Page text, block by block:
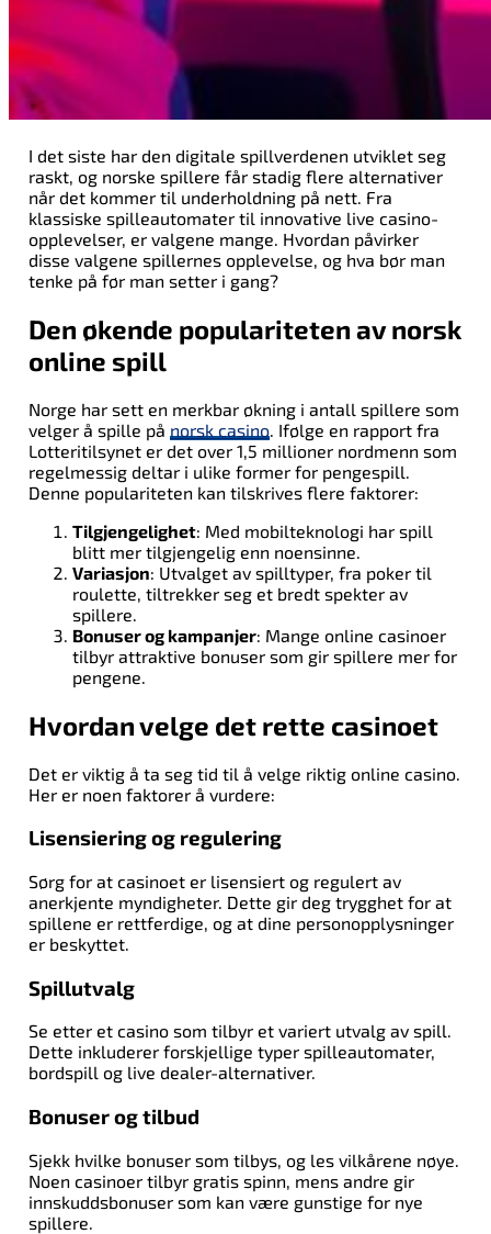
I det siste har den digitale spillverdenen utviklet seg
raskt, og norske spillere får stadig flere alternativer
når det kommer til underholdning på nett. Fra
klassiske spilleautomater til innovative live casino-
opplevelser, er valgene mange. Hvordan påvirker
disse valgene spillernes opplevelse, og hva bør man
tenke på før man setter i gang?
Den økende populariteten av norsk
online spill
Norge har sett en merkbar økning i antall spillere som
velger å spille på norsk casino. Ifølge en rapport fra
Lotteritilsynet er det over 1,5 millioner nordmenn som
regelmessig deltar i ulike former for pengespill.
Denne populariteten kan tilskrives flere faktorer:
Tilgjengelighet: Med mobilteknologi har spill
blitt mer tilgjengelig enn noensinne.
Variasjon: Utvalget av spilltyper, fra poker til
roulette, tiltrekker seg et bredt spekter av
spillere.
Bonuser og kampanjer: Mange online casinoer
tilbyr attraktive bonuser som gir spillere mer for
pengene.
Hvordan velge det rette casinoet
Det er viktig å ta seg tid til å velge riktig online casino.
Her er noen faktorer å vurdere:
Lisensiering og regulering
Sørg for at casinoet er lisensiert og regulert av
anerkjente myndigheter. Dette gir deg trygghet for at
spillene er rettferdige, og at dine personopplysninger
er beskyttet.
Spillutvalg
Se etter et casino som tilbyr et variert utvalg av spill.
Dette inkluderer forskjellige typer spilleautomater,
bordspill og live dealer-alternativer.
Bonuser og tilbud
Sjekk hvilke bonuser som tilbys, og les vilkårene nøye.
Noen casinoer tilbyr gratis spinn, mens andre gir
innskuddsbonuser som kan være gunstige for nye
spillere.